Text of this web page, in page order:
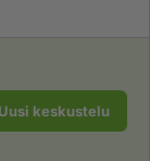
Uusi keskustelu